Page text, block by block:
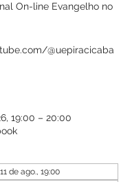
On-line Evangelho no
@uepiracicaba
19:00 – 20:00
de ago., 19:00